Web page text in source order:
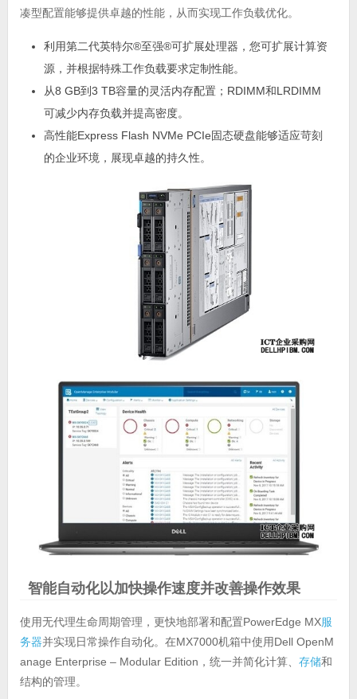
凑型配置能够提供卓越的性能，从而实现工作负载优化。
利用第二代英特尔®至强®可扩展处理器，您可扩展计算资
源，并根据特殊工作负载要求定制性能。
从8 GB到3 TB容量的灵活内存配置；RDIMM和LRDIMM
可减少内存负载并提高密度。
高性能Express Flash NVMe PCIe固态硬盘能够适应苛刻
的企业环境，展现卓越的持久性。
智能自动化以加快操作速度并改善操作效果
使用无代理生命周期管理，更快地部署和配置PowerEdge MX服
务器并实现日常操作自动化。在MX7000机箱中使用Dell OpenM
anage Enterprise – Modular Edition，统一并简化计算、 存储和
结构的管理。